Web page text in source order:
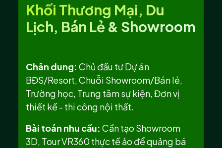
Khối Thương Mại, Du
Lịch, Bán Lẻ & Showroom
Chân dung: Chủ đầu tư Dự án
BĐS/Resort, Chuỗi Showroom/Bán lẻ,
Trường học, Trung tâm sự kiện, Đơn vị
thiết kế - thi công nội thất.
Bài toán nhu cầu: Cần tạo Showroom
3D, Tour VR360 thực tế ảo để quảng bá